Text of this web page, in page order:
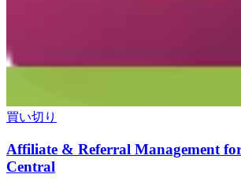
買い切り
Affiliate & Referral Management
Central